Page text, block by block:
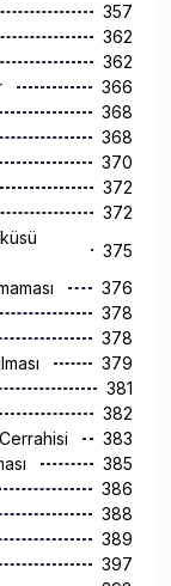
357
362
362
366
368
368
370
372
372
375
376
378
378
379
381
382
383
385
386
388
389
397